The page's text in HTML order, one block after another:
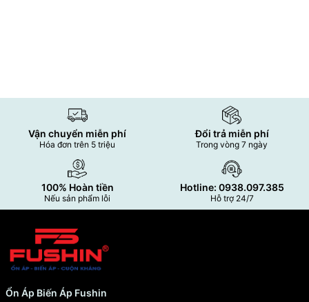
Vận chuyển miễn phí
Hóa đơn trên 5 triệu
Đổi trả miễn phí
Trong vòng 7 ngày
100% Hoàn tiền
Nếu sản phẩm lỗi
Hotline: 0938.097.385
Hỗ trợ 24/7
Ổn Áp Biến Áp Fushin